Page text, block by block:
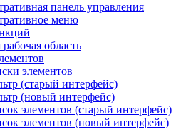
панель управления
меню
область
элементов
(старый интерфейс)
(новый интерфейс)
элементов (старый интерфейс)
элементов (новый интерфейс)